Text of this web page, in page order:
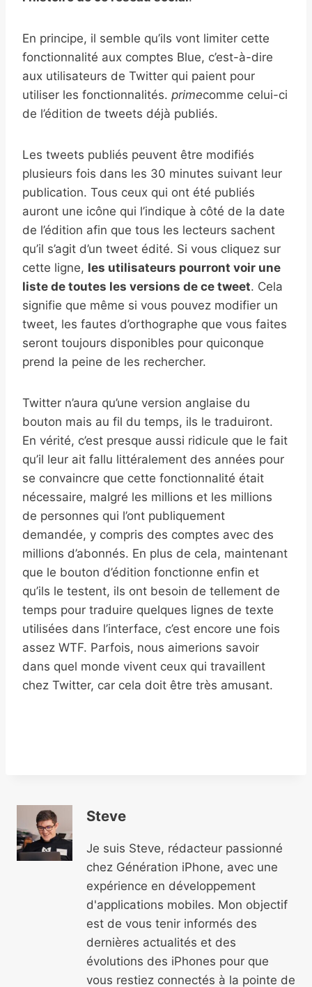
En principe, il semble qu’ils vont limiter cette
fonctionnalité aux comptes Blue, c’est-à-dire
aux utilisateurs de Twitter qui paient pour
utiliser les fonctionnalités. primecomme celui-ci
de l’édition de tweets déjà publiés.
Les tweets publiés peuvent être modifiés
plusieurs fois dans les 30 minutes suivant leur
publication. Tous ceux qui ont été publiés
auront une icône qui l’indique à côté de la date
de l’édition afin que tous les lecteurs sachent
qu’il s’agit d’un tweet édité. Si vous cliquez sur
cette ligne, les utilisateurs pourront voir une
liste de toutes les versions de ce tweet. Cela
signifie que même si vous pouvez modifier un
tweet, les fautes d’orthographe que vous faites
seront toujours disponibles pour quiconque
prend la peine de les rechercher.
Twitter n’aura qu’une version anglaise du
bouton mais au fil du temps, ils le traduiront.
En vérité, c’est presque aussi ridicule que le fait
qu’il leur ait fallu littéralement des années pour
se convaincre que cette fonctionnalité était
nécessaire, malgré les millions et les millions
de personnes qui l’ont publiquement
demandée, y compris des comptes avec des
millions d’abonnés. En plus de cela, maintenant
que le bouton d’édition fonctionne enfin et
qu’ils le testent, ils ont besoin de tellement de
temps pour traduire quelques lignes de texte
utilisées dans l’interface, c’est encore une fois
assez WTF. Parfois, nous aimerions savoir
dans quel monde vivent ceux qui travaillent
chez Twitter, car cela doit être très amusant.
Steve
Je suis Steve, rédacteur passionné
chez Génération iPhone, avec une
expérience en développement
d'applications mobiles. Mon objectif
est de vous tenir informés des
dernières actualités et des
évolutions des iPhones pour que
vous restiez connectés à la pointe de